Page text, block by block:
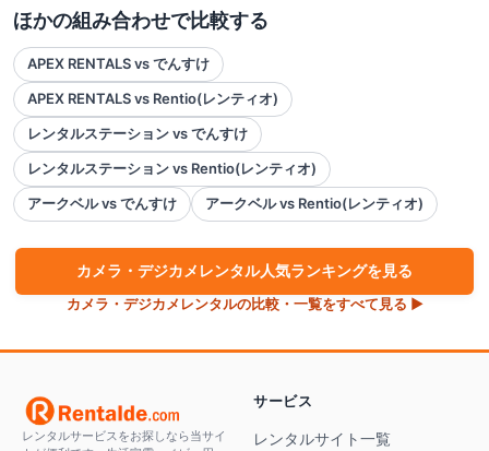
ほかの組み合わせで比較する
APEX RENTALS vs でんすけ
APEX RENTALS vs Rentio(レンティオ)
レンタルステーション vs でんすけ
レンタルステーション vs Rentio(レンティオ)
アークベル vs でんすけ
アークベル vs Rentio(レンティオ)
カメラ・デジカメ レンタル人気ランキングを見る
カメラ・デジカメ レンタルの比較・一覧をすべて見る ▶
レンタルサービスをお探しなら当サイ
サービス
レンタルサイト一覧